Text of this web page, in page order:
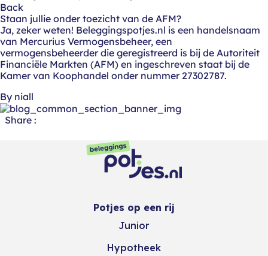
Back
Staan jullie onder toezicht van de AFM?
Ja, zeker weten! Beleggingspotjes.nl is een handelsnaam
van Mercurius Vermogensbeheer, een
vermogensbeheerder die geregistreerd is bij de Autoriteit
Financiële Markten (AFM) en ingeschreven staat bij de
Kamer van Koophandel onder nummer 27302787.
By niall
Share :
Potjes op een rij
Junior
Hypotheek